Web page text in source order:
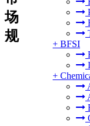
+ BFSI
+
场
规